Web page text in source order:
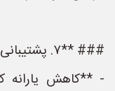
### **۷. پشتیبانی از سیاست‌های دولت**
- **کاهش یارانه